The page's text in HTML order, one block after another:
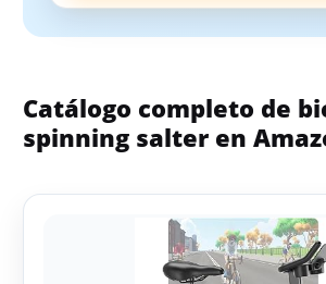
Catálogo completo de
spinning salter en